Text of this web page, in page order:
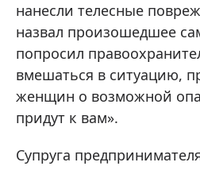
нанесли телесные
назвал произошедшее
попросил
вмешаться в ситуацию,
женщин о возможной
придут к вам».
Супруга